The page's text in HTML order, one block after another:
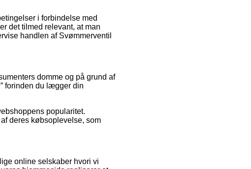
i forbindelse med
det tilmed relevant, at man
handlen af Svømmerventil
domme og på grund af
forinden du lægger din
popularitet.
deres købsoplevelse, som
online selskaber hvori vi